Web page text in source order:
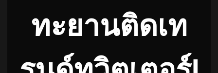
ทะยานติดเท